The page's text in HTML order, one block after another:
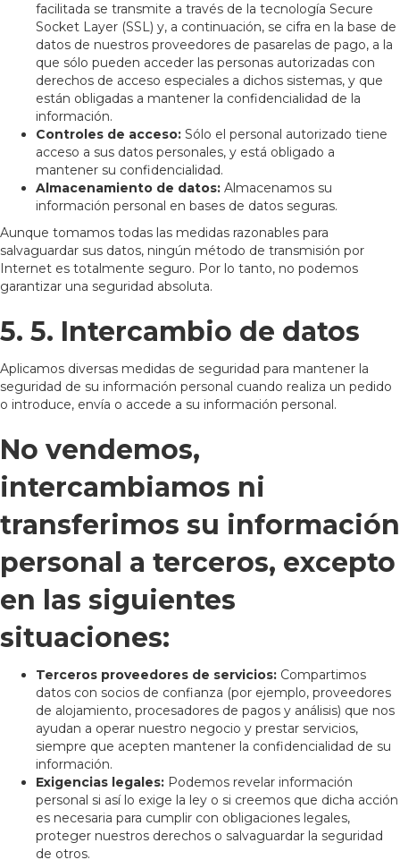
facilitada se transmite a través de la tecnología Secure
Socket Layer (SSL) y, a continuación, se cifra en la base de
datos de nuestros proveedores de pasarelas de pago, a la
que sólo pueden acceder las personas autorizadas con
derechos de acceso especiales a dichos sistemas, y que
están obligadas a mantener la confidencialidad de la
información.
Controles de acceso: Sólo el personal autorizado tiene
acceso a sus datos personales, y está obligado a
mantener su confidencialidad.
Almacenamiento de datos: Almacenamos su
información personal en bases de datos seguras.
Aunque tomamos todas las medidas razonables para
salvaguardar sus datos, ningún método de transmisión por
Internet es totalmente seguro. Por lo tanto, no podemos
garantizar una seguridad absoluta.
5. 5. Intercambio de datos
Aplicamos diversas medidas de seguridad para mantener la
seguridad de su información personal cuando realiza un pedido
o introduce, envía o accede a su información personal.
No vendemos,
intercambiamos ni
transferimos su información
personal a terceros, excepto
en las siguientes
situaciones:
Terceros proveedores de servicios: Compartimos
datos con socios de confianza (por ejemplo, proveedores
de alojamiento, procesadores de pagos y análisis) que nos
ayudan a operar nuestro negocio y prestar servicios,
siempre que acepten mantener la confidencialidad de su
información.
Exigencias legales: Podemos revelar información
personal si así lo exige la ley o si creemos que dicha acción
es necesaria para cumplir con obligaciones legales,
proteger nuestros derechos o salvaguardar la seguridad
de otros.